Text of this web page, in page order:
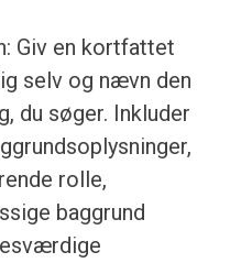
Giv en kortfattet
selv og nævn den
du søger. Inkluder
rolle,
baggrund